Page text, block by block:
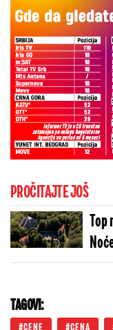
PROČITAJTE JOŠ
Top
TAGOVI: